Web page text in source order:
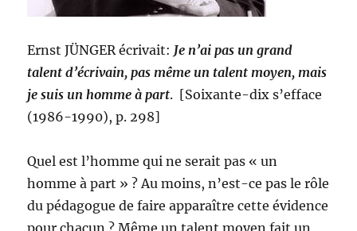
Ernst JÜNGER écrivait: Je n’ai pas un grand
talent d’écrivain, pas même un talent moyen, mais
je suis un homme à part. [Soixante-dix s’efface
(1986-1990), p. 298]
Quel est l’homme qui ne serait pas « un
homme à part » ? Au moins, n’est-ce pas le rôle
du pédagogue de faire apparaître cette évidence
pour chacun ? Même un talent moyen fait un